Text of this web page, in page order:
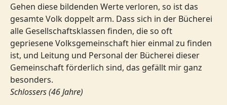
Gehen diese bildenden Werte verloren, so ist das
gesamte Volk doppelt arm. Dass sich in der Bücherei
alle Gesellschaftsklassen finden, die so oft
gepriesene Volksgemeinschaft hier einmal zu finden
ist, und Leitung und Personal der Bücherei dieser
Gemeinschaft förderlich sind, das gefällt mir ganz
besonders.
Schlossers (46 Jahre)